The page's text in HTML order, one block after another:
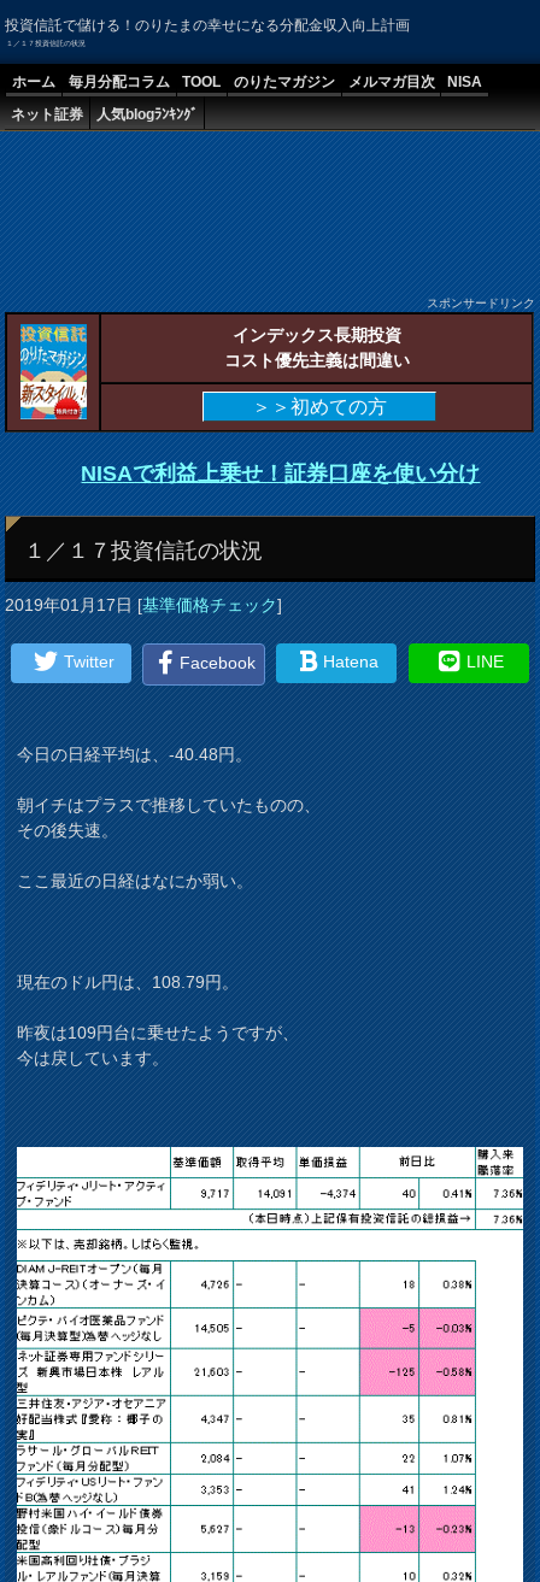
投資信託で儲ける！のりたまの幸せになる分配金収入向上計画
１／１７投資信託の状況
ホーム 毎月分配コラム TOOL のりたマガジン メルマガ目次
NISA
ネット証券
人気blogﾗﾝｷﾝｸﾞ
スポンサードリンク
インデックス長期投資
コスト優先主義は間違い
＞＞初めての方
NISAで利益上乗せ！証券口座を使い分け
１／１７投資信託の状況
2019年01月17日[基準価格チェック]
Twitter Facebook Hatena LINE
今日の日経平均は、-40.48円。
朝イチはプラスで推移していたものの、
その後失速。
ここ最近の日経はなにか弱い。
現在のドル円は、108.79円。
昨夜は109円台に乗せたようですが、
今は戻しています。